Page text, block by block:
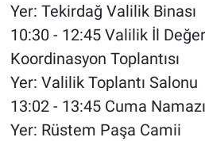
Yer: Tekirdağ Valilik Binası
10:30 - 12:45 Valilik İl
Koordinasyon Toplantısı
Yer: Valilik Toplantı Salonu
13:02 - 13:45 Cuma Namazı
Yer: Rüstem Paşa Camii